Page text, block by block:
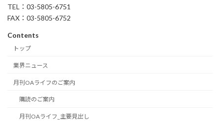
TEL：03-5805-6751
FAX：03-5805-6752
Contents
トップ
業界ニュース
月刊OAライフのご案内
購読のご案内
月刊OAライフ_主要見出し